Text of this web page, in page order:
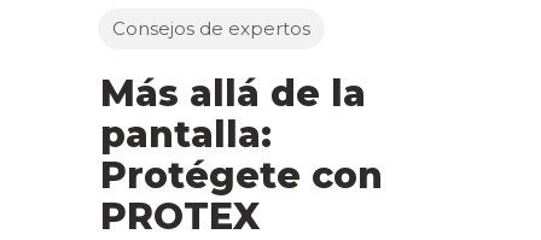
Consejos de expertos
Más allá de la
pantalla:
Protégete con
PROTEX